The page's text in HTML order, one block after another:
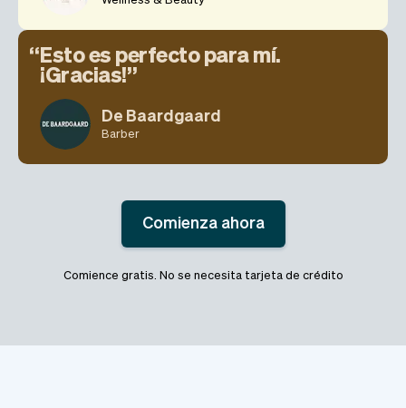
Esto es perfecto para mí.
¡Gracias!
De Baardgaard
Barber
Comienza ahora
Comience gratis. No se necesita tarjeta de crédito